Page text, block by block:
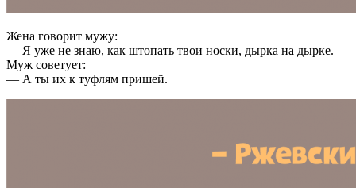
Жена говорит мужу:
— Я уже не знаю, как штопать твои носки, дырка на дырке.
Муж советует:
— А ты их к туфлям пришей.